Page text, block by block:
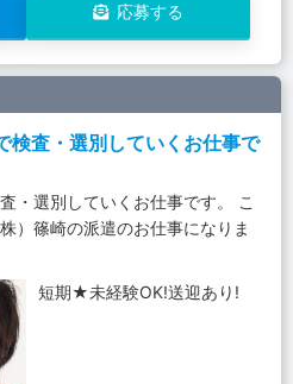
応募する
検査・選別していくお仕事で
・選別していくお仕事です。 こ
）篠崎の派遣のお仕事になりま
短期★未経験OK!送迎あり!